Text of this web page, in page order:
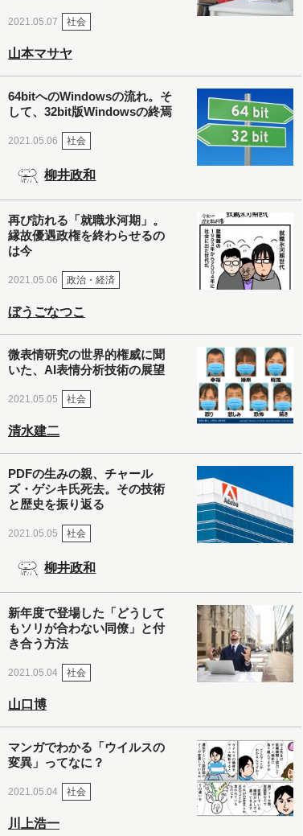
2021.05.07 社会
山本マサヤ
64bitへのWindowsの流れ。そ
して、32bit版Windowsの終焉
2021.05.06 社会
柳井政和
再び訪れる「就職氷河期」。
縁故優遇政権を終わらせるの
は今
2021.05.06 政治・経済
ぼうごなつこ
微表情研究の世界的権威に聞
いた、AI表情分析技術の展望
2021.05.05 社会
清水建二
PDFの生みの親、チャール
ズ・ゲシキ氏死去。その技術
と歴史を振り返る
2021.05.05 社会
柳井政和
新年度で登場した「どうして
もソリが合わない同僚」と付
き合う方法
2021.05.04 社会
山口博
マンガでわかる「ウイルスの
変異」ってなに？
2021.05.04 社会
川上浩一